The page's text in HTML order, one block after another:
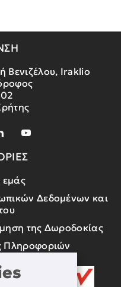
Βενιζέλου, Iraklio
εμάς
Δεδομένων και
της Δωροδοκίας
Πληροφοριών